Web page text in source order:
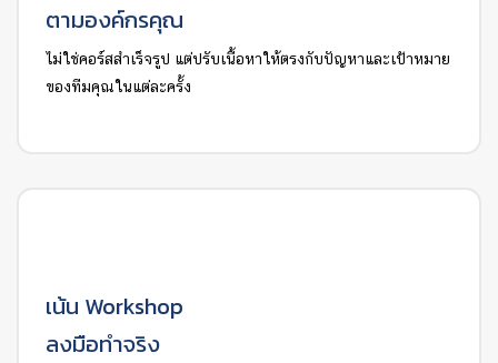
ตามองค์กรคุณ
ไม่ใช่คอร์สสำเร็จรูป แต่ปรับเนื้อหาให้ตรงกับปัญหาและเป้าหมาย
ของทีมคุณในแต่ละครั้ง
เน้น Workshop
ลงมือทำจริง